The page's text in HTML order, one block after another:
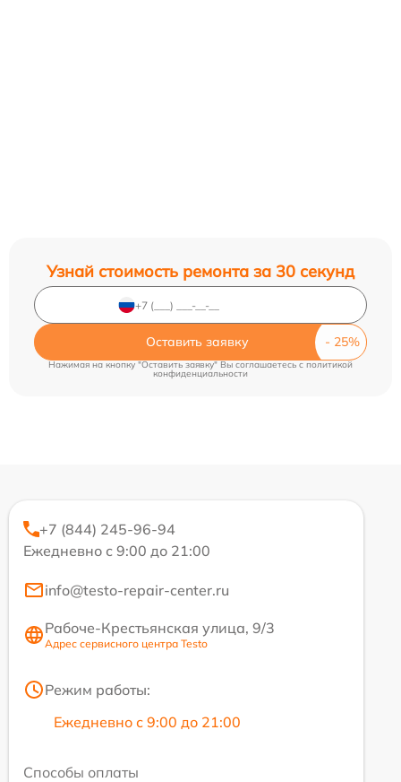
Узнай стоимость ремонта за 30 секунд
Оставить заявку
Нажимая на кнопку "Оставить заявку" Вы соглашаетесь cполитикой
конфиденциальности
+7 (844) 245-96-94
Ежедневно с 9:00 до 21:00
info@testo-repair-center.ru
Рабоче-Крестьянская улица, 9/3
Адрес сервисного центра Testo
Режим работы:
Ежедневно с 9:00 до 21:00
Способы оплаты